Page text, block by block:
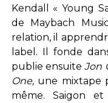
Kendall « Young
de Maybach
relation, il
label. Il fonde
publie ensuiteJon
One, une mixtape
même. Saigon